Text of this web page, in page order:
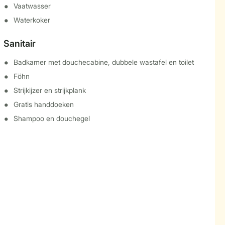
Vaatwasser
Waterkoker
Sanitair
Badkamer met douchecabine, dubbele wastafel en toilet
Föhn
Strijkijzer en strijkplank
Gratis handdoeken
Shampoo en douchegel